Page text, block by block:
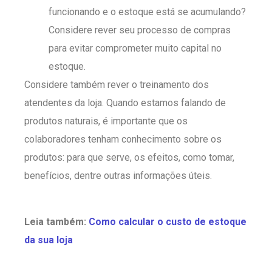
funcionando e o estoque está se acumulando?
Considere rever seu processo de compras
para evitar comprometer muito capital no
estoque.
Considere também rever o treinamento dos
atendentes da loja. Quando estamos falando de
produtos naturais, é importante que os
colaboradores tenham conhecimento sobre os
produtos: para que serve, os efeitos, como tomar,
benefícios, dentre outras informações úteis.
Leia também: Como calcular o custo de estoque
da sua loja